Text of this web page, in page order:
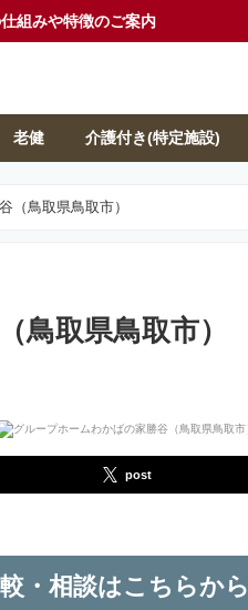
組みや特徴のご案内
老健 介護付き(特定施設)
（鳥取県鳥取市）
鳥取県鳥取市）
post
・相談はこちらから